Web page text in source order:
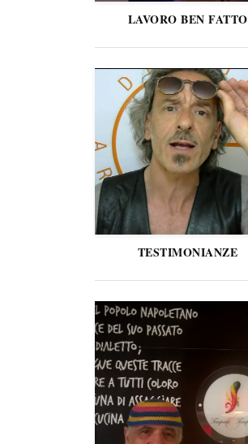
LAVORO BEN FATTO
TESTIMONIANZE